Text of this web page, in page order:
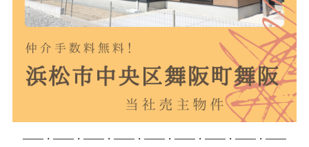
───・───・───・───・───・───・───・───・───